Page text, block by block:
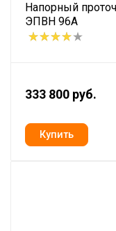
Напорный
ЭПВН 96А
333 800 руб.